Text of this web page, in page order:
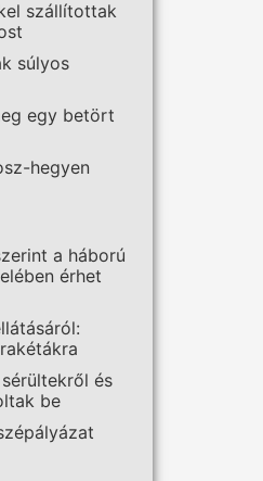
szállítottak
súlyos
egy betört
hegyen
a háború
érhet
és
be